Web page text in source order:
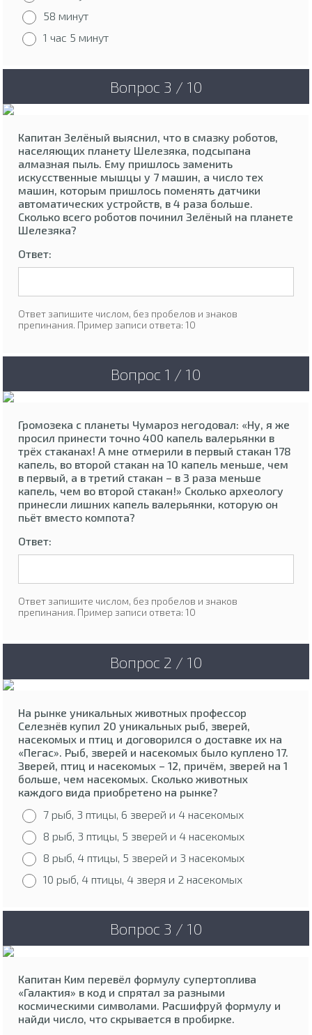
58 минут
1 час 5 минут
Вопрос 3 / 10
Капитан Зелёный выяснил, что в смазку роботов,
населяющих планету Шелезяка, подсыпана
алмазная пыль. Ему пришлось заменить
искусственные мышцы у 7 машин, а число тех
машин, которым пришлось поменять датчики
автоматических устройств, в 4 раза больше.
Сколько всего роботов починил Зелёный на планете
Шелезяка?
Ответ:
Ответ запишите числом, без пробелов и знаков
препинания. Пример записи ответа: 10
Вопрос 1 / 10
Громозека с планеты Чумароз негодовал: «Ну, я же
просил принести точно 400 капель валерьянки в
трёх стаканах! А мне отмерили в первый стакан 178
капель, во второй стакан на 10 капель меньше, чем
в первый, а в третий стакан – в 3 раза меньше
капель, чем во второй стакан!» Сколько археологу
принесли лишних капель валерьянки, которую он
пьёт вместо компота?
Ответ:
Ответ запишите числом, без пробелов и знаков
препинания. Пример записи ответа: 10
Вопрос 2 / 10
На рынке уникальных животных профессор
Селезнёв купил 20 уникальных рыб, зверей,
насекомых и птиц и договорился о доставке их на
«Пегас». Рыб, зверей и насекомых было куплено 17.
Зверей, птиц и насекомых – 12, причём, зверей на 1
больше, чем насекомых. Сколько животных
каждого вида приобретено на рынке?
7 рыб, 3 птицы, 6 зверей и 4 насекомых
8 рыб, 3 птицы, 5 зверей и 4 насекомых
8 рыб, 4 птицы, 5 зверей и 3 насекомых
10 рыб, 4 птицы, 4 зверя и 2 насекомых
Вопрос 3 / 10
Капитан Ким перевёл формулу супертоплива
«Галактия» в код и спрятал за разными
космическими символами. Расшифруй формулу и
найди число, что скрывается в пробирке.